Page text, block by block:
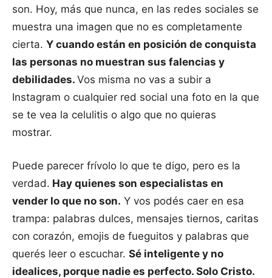
son. Hoy, más que nunca, en las redes sociales se
muestra una imagen que no es completamente
cierta. Y cuando están en posición de conquista
las personas no muestran sus falencias y
debilidades. Vos misma no vas a subir a
Instagram o cualquier red social una foto en la que
se te vea la celulitis o algo que no quieras
mostrar.
Puede parecer frívolo lo que te digo, pero es la
verdad. Hay quienes son especialistas en
vender lo que no son. Y vos podés caer en esa
trampa: palabras dulces, mensajes tiernos, caritas
con corazón, emojis de fueguitos y palabras que
querés leer o escuchar. Sé inteligente y no
idealices, porque nadie es perfecto. Solo Cristo.